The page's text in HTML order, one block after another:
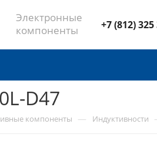
Электронные
компоненты
+7 (812) 325
D47
компоненты — Индуктивности